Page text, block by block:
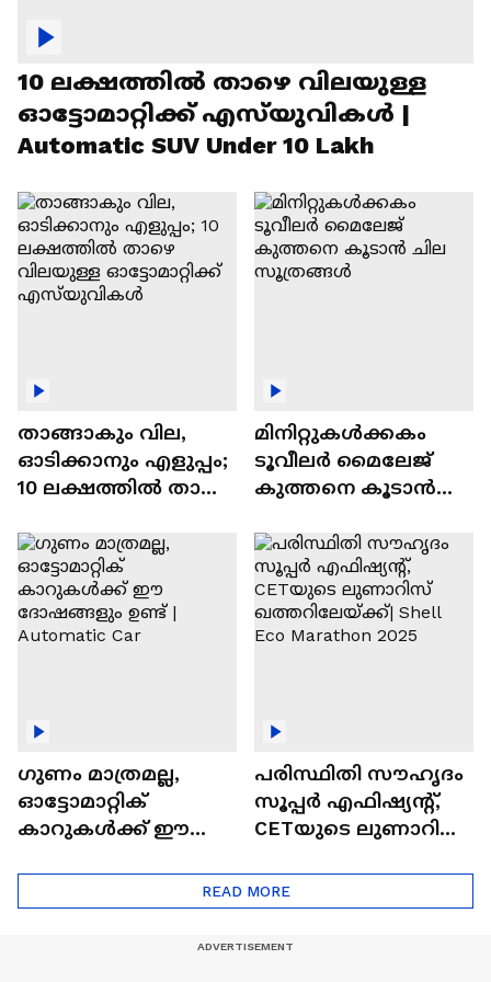
10 ലക്ഷത്തിൽ താഴെ വിലയുള്ള
ഓട്ടോമാറ്റിക്ക് എസ്‍യുവികൾ |
Automatic SUV Under 10 Lakh
താങ്ങാകും വില,
ഓടിക്കാനും എളുപ്പം;
10 ലക്ഷത്തിൽ താഴെ
ഓട്ടോമാറ്റിക്ക്
എസ്‍യുവികൾ
മിനിറ്റുകൾക്കകം
ടൂവീലർ മൈലേജ്
കുത്തനെ കൂടാൻ
ഗുണം മാത്രമല്ല,
ഓട്ടോമാറ്റിക്
കാറുകൾക്ക് ഈ
പരിസ്ഥിതി സൗഹൃദം
സൂപ്പർ എഫിഷ്യന്റ്,
CETയുടെ ലുണാറിസ്
Eco Marathon 2025
READ MORE